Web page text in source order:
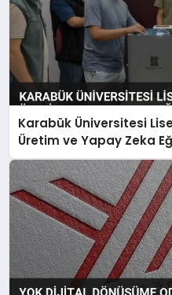
Karabük Üniversitesi
Üretim ve Yapay Zeka